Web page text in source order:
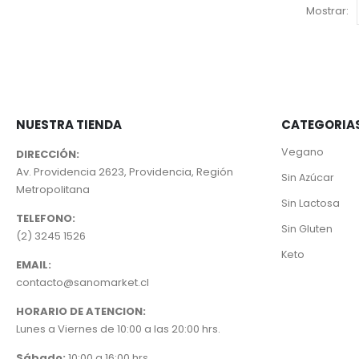
Mostrar:
NUESTRA TIENDA
DIRECCIÓN:
Av. Providencia 2623, Providencia, Región
Metropolitana
TELEFONO:
(2) 3245 1526
EMAIL:
contacto@sanomarket.cl
HORARIO DE ATENCION:
Lunes a Viernes de 10:00 a las 20:00 hrs.
Vegano
Sin Azúcar
Sin Lactosa
Sin Gluten
Keto